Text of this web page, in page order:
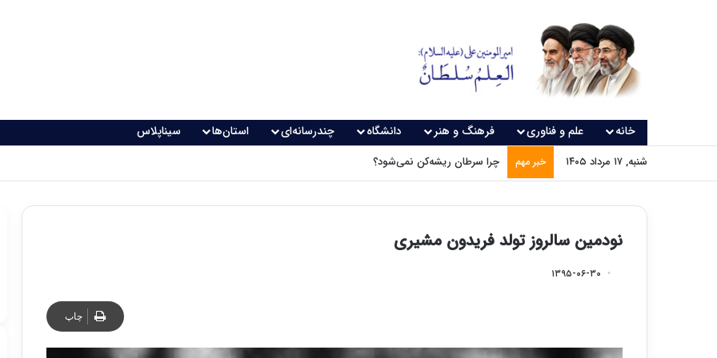
خانه علم و فناوری فرهنگ و هنر دانشگاه چندرسانه‌ای استان‌ها سیناپلاس
شنبه, ۱۷ مرداد ۱۴۰۵ خبر مهم چرا سرطان ریشه‌کن نمی‌شود؟
نودمین سالروز تولد فریدون مشیری
۱۳۹۵-۰۶-۳۰
چاپ